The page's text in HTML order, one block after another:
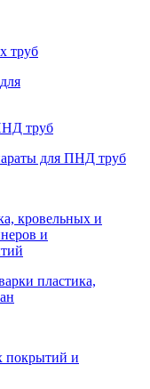
труб
труб
для ПНД труб
кровельных и
и
пластика,
покрытий и